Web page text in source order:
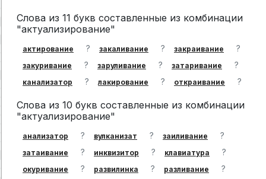
Слова из 11 букв составленные из комбинации
"актуализирование"
актирование ? закаливание ? закраивание ?
закуривание ? заруливание ? затаривание ?
канализатор ? лакирование ? откраивание ?
Слова из 10 букв составленные из комбинации
"актуализирование"
анализатор ? вулканизат ? заиливание ?
затаивание ? инквизитор ? клавиатура ?
окуривание ? развилинка ? разливание ?